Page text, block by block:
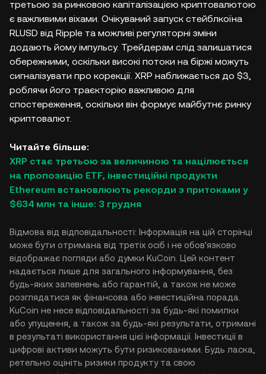
третьою за ринковою капіталізацією криптовалютою
є важливими віхами. Очікуваний запуск стейблкоїна
RLUSD від Ripple та можливі регуляторні зміни
додають йому імпульсу. Трейдерам слід залишатися
обережними, оскільки високі потоки на біржі можуть
сигналізувати про корекції. XRP наближається до $3,
роблячи його траєкторію важливою для
спостереження, оскільки він формує майбутнє ринку
криптовалют.
Читайте більше:
XRP стає третьою за величиною та націлюється
на пропозицію ETF, інвестиційні продукти
Ethereum встановлюють рекорди з притоками у
$634 млн та інше: 3 грудня
Відмова від відповідальності: Інформація на цій сторінці
може бути отримана від третіх осіб і не обов'язково
відображає погляди або думки KuCoin. Цей контент
надається лише для загального інформування, без
будь-яких запевнень або гарантій, а також не може
розглядатися як фінансова або інвестиційна порада.
KuCoin не несе відповідальності за будь-які помилки
або упущення, а також за будь-які результати, отримані
в результаті використання цієї інформації. Інвестиції в
цифрові активи можуть бути ризикованими. Будь ласка,
ретельно оцініть ризики продукту та свою